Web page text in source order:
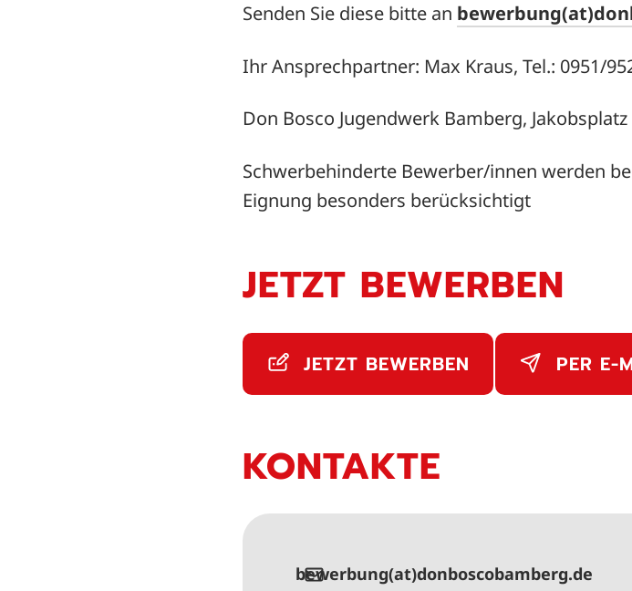
Senden Sie diese bitte an
Ihr Ansprechpartner: Max Kraus, Tel.: 0951/
Don Bosco Jugendwerk Bamberg,
Schwerbehinderte Bewerber/innen werden
Eignung besonders berücksichtigt
JETZT BEWERBEN
JETZT BEWERBEN PER E-
KONTAKTE
bewerbung(at)donboscobamberg.de